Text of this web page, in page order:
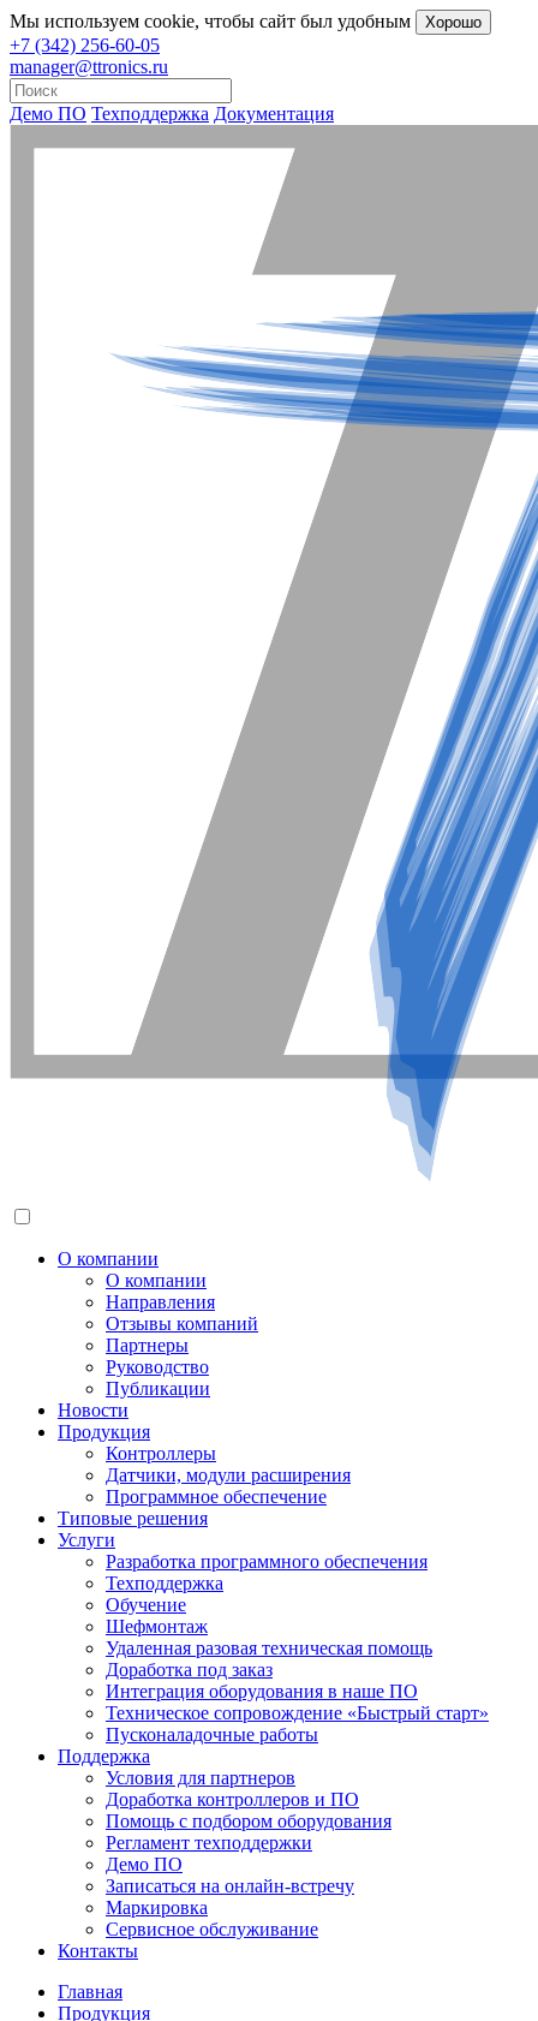
Мы используем cookie, чтобы сайт был удобным Хорошо
+7 (342) 256-60-05
manager@ttronics.ru
Демо ПО Техподдержка Документация
О компании
О компании
Направления
Отзывы компаний
Партнеры
Руководство
Публикации
Новости
Продукция
Контроллеры
Датчики, модули расширения
Программное обеспечение
Типовые решения
Услуги
Разработка программного обеспечения
Техподдержка
Обучение
Шефмонтаж
Удаленная разовая техническая помощь
Доработка под заказ
Интеграция оборудования в наше ПО
Техническое сопровождение «Быстрый старт»
Пусконаладочные работы
Поддержка
Условия для партнеров
Доработка контроллеров и ПО
Помощь с подбором оборудования
Регламент техподдержки
Демо ПО
Записаться на онлайн-встречу
Маркировка
Сервисное обслуживание
Контакты
Главная
Продукция